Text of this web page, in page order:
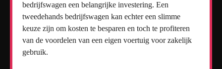
bedrijfswagen een belangrijke investering. Een
tweedehands bedrijfswagen kan echter een slimme
keuze zijn om kosten te besparen en toch te profiteren
van de voordelen van een eigen voertuig voor zakelijk
gebruik.